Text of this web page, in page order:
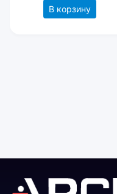
В корзину